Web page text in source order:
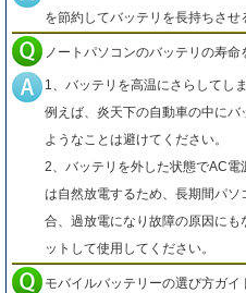
を節約してバッテリを長持ちさせ
ノートパソコンのバッテリの寿命
1、バッテリを高温にさらしてし
例えば、炎天下の自動車の中に
ようなことは避けてください。
2、バッテリを外した状態でAC電
は自然放電するため、長期間パ
合、過放電になり故障の原因に
ットして使用してください。
モバイルバッテリーの選び方ガイ